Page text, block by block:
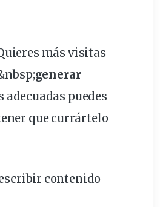
más visitas
nbsp;generar
adecuadas puedes
que currártelo
contenido